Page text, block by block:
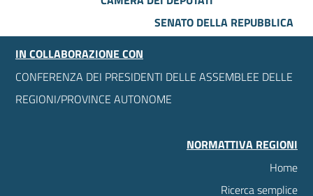
SENATO DELLA REPUBBLICA
IN COLLABORAZIONE CON
CONFERENZA DEI PRESIDENTI DELLE ASSEMBLEE DELLE
REGIONI/PROVINCE AUTONOME
NORMATTIVA REGIONI
Home
Ricerca semplice